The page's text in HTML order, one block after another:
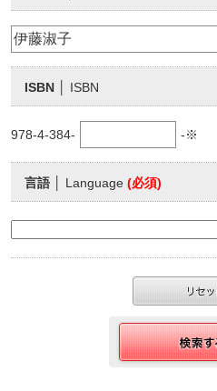
ISBN │ ISBN
978-4-384- -※
言語 │ Language (必須)